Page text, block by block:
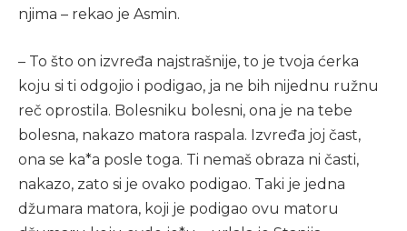
njima – rekao je Asmin.
– To što on izvređa najstrašnije, to je tvoja ćerka
koju si ti odgojio i podigao, ja ne bih nijednu ružnu
reč oprostila. Bolesniku bolesni, ona je na tebe
bolesna, nakazo matora raspala. Izvređa joj čast,
ona se ka*a posle toga. Ti nemaš obraza ni časti,
nakazo, zato si je ovako podigao. Taki je jedna
džumara matora, koji je podigao ovu matoru